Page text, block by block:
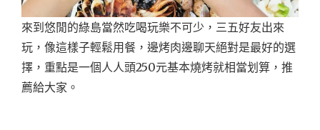
來到悠閒的綠島當然吃喝玩樂不可少，三五好友出來
玩，像這樣子輕鬆用餐，邊烤肉邊聊天絕對是最好的選
擇，重點是一個人人頭250元基本燒烤就相當划算，推
薦給大家。